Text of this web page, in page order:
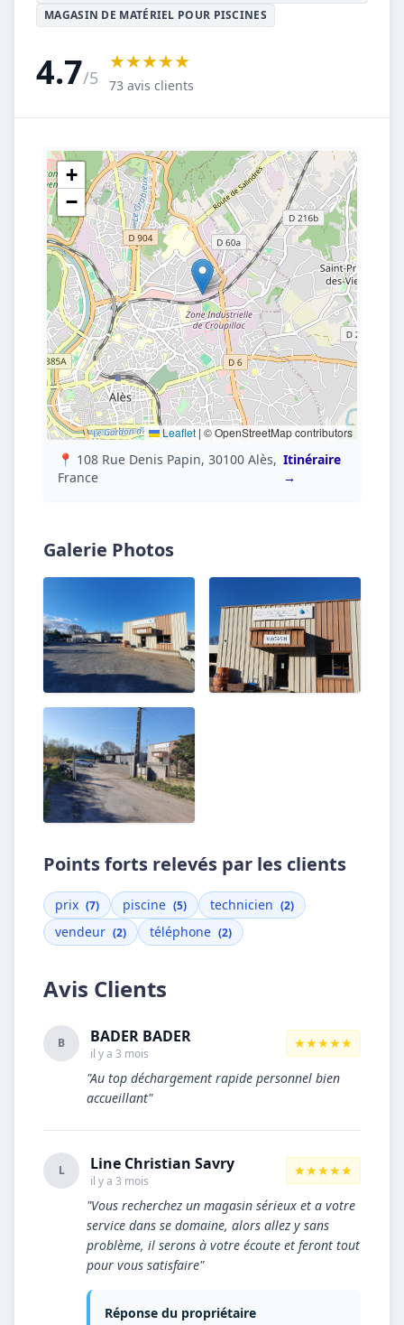
MAGASIN DE MATÉRIEL POUR PISCINES
4.7/5
★★★★★
73 avis clients
+
−
Leaflet | © OpenStreetMap contributors
📍 108 Rue Denis Papin, 30100 Alès,
France
Itinéraire
→
Galerie Photos
Points forts relevés par les clients
prix (7) piscine (5) technicien (2)
vendeur (2) téléphone (2)
Avis Clients
B BADER BADER
il y a 3 mois
★★★★★
"Au top déchargement rapide personnel bien
accueillant"
L Line Christian Savry
il y a 3 mois
★★★★★
"Vous recherchez un magasin sérieux et a votre
service dans se domaine, alors allez y sans
problème, il serons à votre écoute et feront tout
pour vous satisfaire"
Réponse du propriétaire